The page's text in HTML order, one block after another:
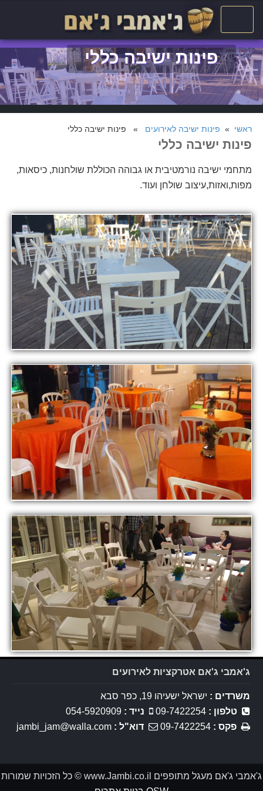
פינות ישיבה כללי
ראשי » פינות ישיבה לאירועים » פינות ישיבה כללי
פינות ישיבה כללי
מתחמי ישיבה נורמטיבית או גבוהה הכוללת שולחנות, כיסאות,
מפות,ואזות,עיצוב שולחן ועוד.
ג'אמבי ג'אם אטרקציות לאירועים
משרדים : ישראל ישעיהו 19, כפר סבא
טלפון :09-7422254 נייד :054-5920909
פקס :09-7422254 דוא"ל :jambi_jam@walla.com
ג'אמבי ג'אם מעגל מתופפים www.Jambi.co.il © כל הזכויות שמורות